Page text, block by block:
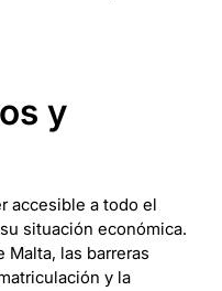
y
accesible a todo el
situación económica.
Malta, las barreras
y la